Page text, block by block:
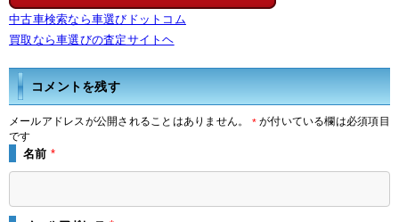
中古車検索なら車選びドットコム
買取なら車選びの査定サイトヘ
コメントを残す
メールアドレスが公開されることはありません。 *が付いている欄は必須項目
です
名前 *